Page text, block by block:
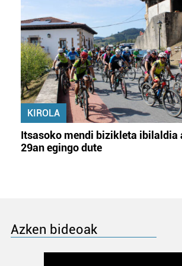
KIROLA
Itsasoko mendi bizikleta ibilaldia
29an egingo dute
Azken bideoak